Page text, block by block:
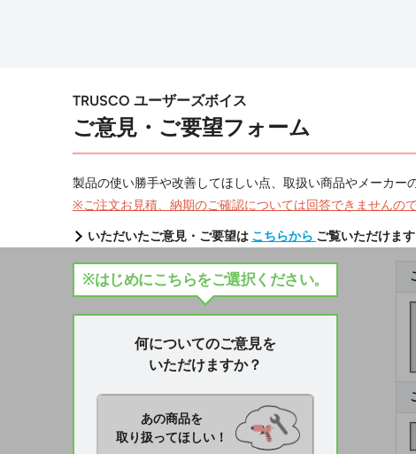
TRUSCO ユーザーズボイス
ご意見・ご要望フォーム
製品の使い勝手や改善してほしい点、取扱い商品やメーカ
※ご注文お見積、納期のご確認については回答できませんの
いただいたご意見・ご要望は こちらから ご覧いただけます
※はじめにこちらをご選択ください。
何についてのご意見を
いただけますか？
あの商品を
取り扱ってほしい！